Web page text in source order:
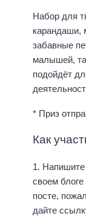
Набор для
карандаши,
забавные
малышей,
подойдёт
* Приз
Как
1.
своем
посте,
дайте